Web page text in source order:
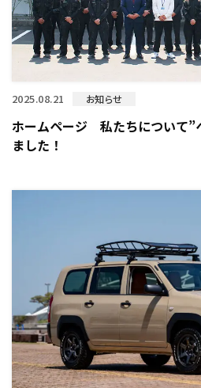
2025.08.21 お知らせ
ホームページ 私たちについて”
ました！